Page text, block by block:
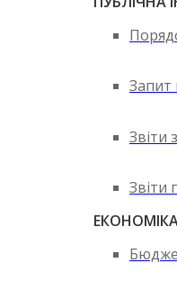
Запит
Звіти
Звіти